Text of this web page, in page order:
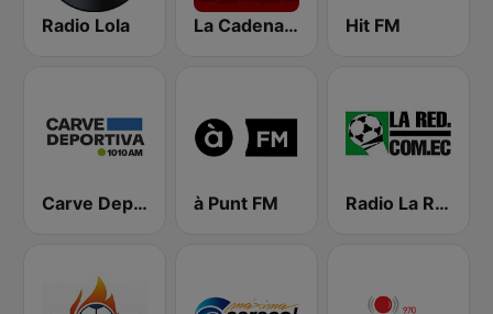
Radio Lola La Cadena Deportiva Hit FM
Carve Deportiva 1010 AM à Punt FM Radio La Red 102.1 FM